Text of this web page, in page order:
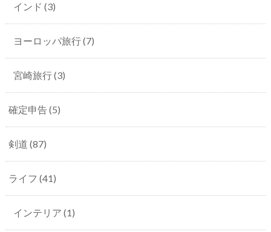
インド (3)
ヨーロッパ旅行(7)
宮崎旅行(3)
確定申告(5)
剣道 (87)
ライフ (41)
インテリア (1)